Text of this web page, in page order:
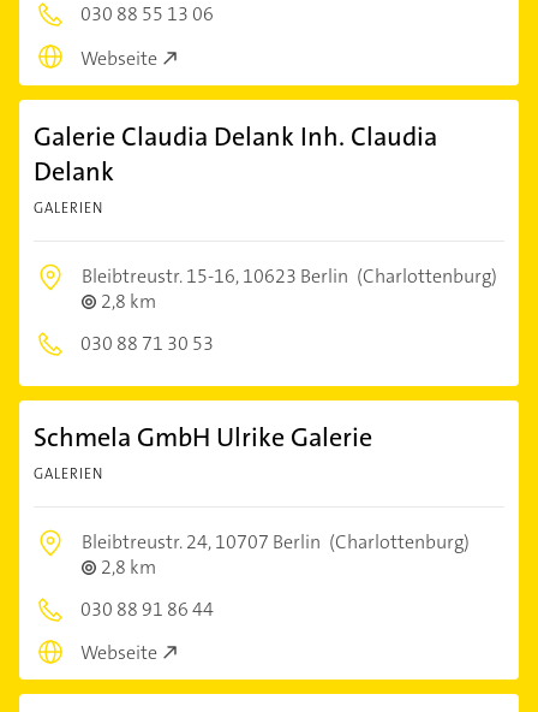
030 88 55 13 06
Webseite
Galerie Claudia Delank Inh. Claudia
Delank
GALERIEN
Bleibtreustr. 15-16,10623 Berlin (Charlottenburg)
2,8 km
030 88 71 30 53
Schmela GmbH Ulrike Galerie
GALERIEN
Bleibtreustr. 24,10707 Berlin (Charlottenburg)
2,8 km
030 88 91 86 44
Webseite